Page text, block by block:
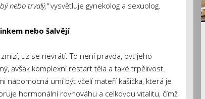
nebo trvalý,“vysvětluje gynekolog a sexuolog.
nebo šalvějí
už se nevrátí. To není pravda, byť jeho
avšak komplexní restart těla a také trpělivost.
nápomocná umí být včelí mateří kašička, která je
hormonální rovnováhu a celkovou vitalitu, čímž